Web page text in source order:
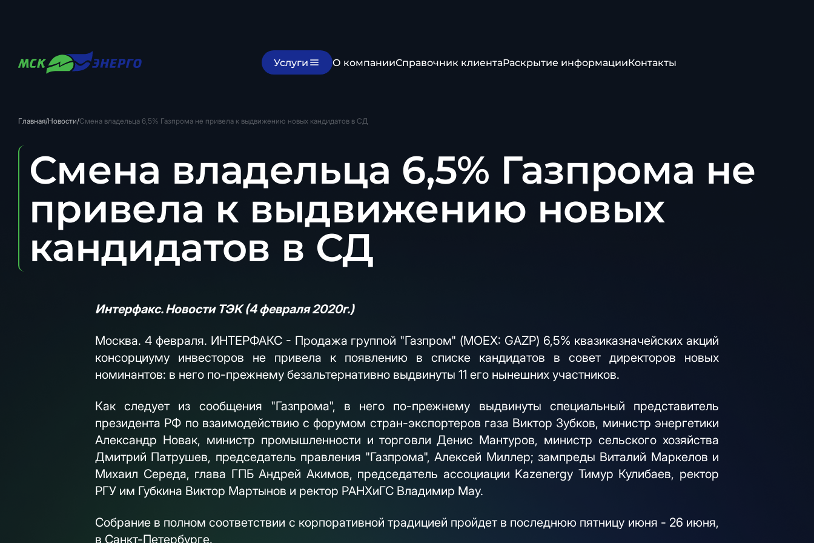
Услуги О компанииСправочник клиентаРаскрытие информацииКонтакты
Главная/Новости/Смена владельца 6,5% Газпрома не привела к выдвижению новых кандидатов в СД
Смена владельца 6,5% Газпрома не
привела к выдвижению новых
кандидатов в СД
Интерфакс. Новости ТЭК (4 февраля 2020г.)
Москва. 4 февраля. ИНТЕРФАКС - Продажа группой "Газпром" (MOEX: GAZP) 6,5% квазиказначейских акций
консорциуму инвесторов не привела к появлению в списке кандидатов в совет директоров новых
номинантов: в него по-прежнему безальтернативно выдвинуты 11 его нынешних участников.
Как следует из сообщения "Газпрома", в него по-прежнему выдвинуты специальный представитель
президента РФ по взаимодействию с форумом стран-экспортеров газа Виктор Зубков, министр энергетики
Александр Новак, министр промышленности и торговли Денис Мантуров, министр сельского хозяйства
Дмитрий Патрушев, председатель правления "Газпрома", Алексей Миллер; зампреды Виталий Маркелов и
Михаил Середа, глава ГПБ Андрей Акимов, председатель ассоциации Kazenergy Тимур Кулибаев, ректор
РГУ им Губкина Виктор Мартынов и ректор РАНХиГС Владимир Мау.
Собрание в полном соответствии с корпоративной традицией пройдет в последнюю пятницу июня - 26 июня,
в Санкт-Петербурге.